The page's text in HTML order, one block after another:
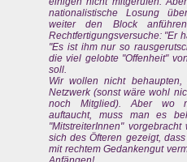
nationalistische Losung
weiter den Block
Rechtfertigungsversuche: "Er
"Es ist ihm nur so
die viel gelobte "Offenheit"
soll.
Wir wollen nicht
Netzwerk (sonst wäre wohl
noch Mitglied). Aber wo
auftaucht, muss man es
"MitstreiterInnen"
sich des Öfteren gezeigt,
mit rechtem Gedankengut